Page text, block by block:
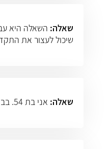
שאלה: השאלה היא
שיכול לעצור את
שאלה: אני בת 54. בבדיקת אולטרסאונד גילו שיש לי ציסטה בגודל 8 ס"מ בכבד. האם יש לכך משמעות כלשהי?